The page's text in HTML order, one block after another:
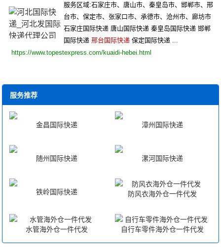
服务区域:石家庄市、唐山市、秦皇岛市、邯郸市、邢
台市、保定市、张家口市、承德市、沧州市、廊坊市
石家庄国际快递 唐山国际快递 秦皇岛国际快递 邯郸
国际快递 邢台国际快递 保定国际快递 ...
https://www.topestexpress.com/kuaidi-hebei.html
服务推荐
金昌国际快递 漳州国际快递
随州国际快递 漯河国际快递
铁岭国际快递 防风衣海外仓一件代发
水管海外仓一件代发 自行车零件海外仓一件代发